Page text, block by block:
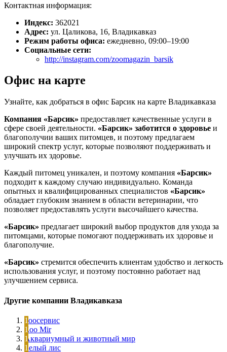
Контактная информация:
Индекс: 362021
Адрес: ул. Цаликова, 16, Владикавказ
Режим работы офиса: ежедневно, 09:00–19:00
Социальные сети:
http://instagram.com/zoomagazin_barsik
Офис на карте
Узнайте, как добраться в офис Барсик на карте Владикавказа
Компания «Барсик» предоставляет качественные услуги в
сфере своей деятельности. «Барсик» заботится о здоровье и
благополучии ваших питомцев, и поэтому предлагаем
широкий спектр услуг, которые позволяют поддерживать и
улучшать их здоровье.
Каждый питомец уникален, и поэтому компания «Барсик»
подходит к каждому случаю индивидуально. Команда
опытных и квалифицированных специалистов «Барсик»
обладает глубоким знанием в области ветеринарии, что
позволяет предоставлять услуги высочайшего качества.
«Барсик» предлагает широкий выбор продуктов для ухода за
питомцами, которые помогают поддерживать их здоровье и
благополучие.
«Барсик» стремится обеспечить клиентам удобство и легкость
использования услуг, и поэтому постоянно работает над
улучшением сервиса.
Другие компании Владикавказа
Зоосервис
Zoo Mir
Аквариумный и животный мир
Белый лис